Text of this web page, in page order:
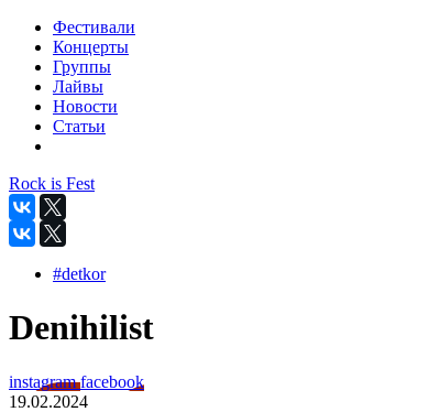
Фестивали
Концерты
Группы
Лайвы
Новости
Статьи
Rock is Fest
#detkor
Denihilist
instagramfacebook
19.02.2024